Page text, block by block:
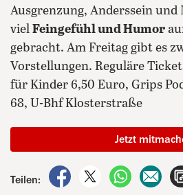
Ausgrenzung, Anderssein
viel Feingefühl und Humor
gebracht. Am Freitag gibt es
Vorstellungen. Reguläre
für Kinder 6,50 Euro, Grips
68, U-Bhf Klosterstraße
Teilen:
auf Facebook teilen
auf X teilen
per
Jetzt